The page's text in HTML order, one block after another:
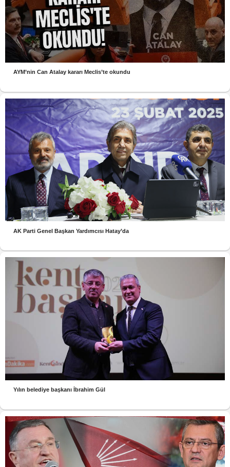
AYM’nin Can Atalay kararı Meclis’te okundu
AK Parti Genel Başkan Yardımcısı Hatay’da
Yılın belediye başkanı İbrahim Gül